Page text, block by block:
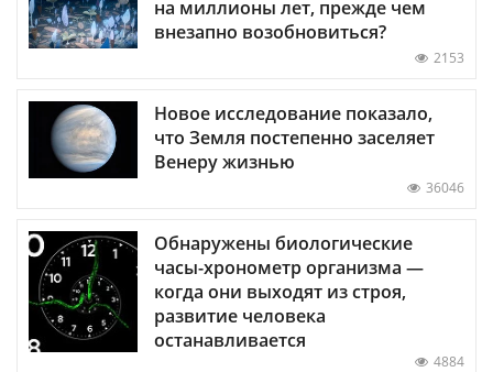
на миллионы лет, прежде чем
внезапно возобновиться?
2153
Новое исследование показало,
что Земля постепенно заселяет
Венеру жизнью
36046
Обнаружены биологические
часы-хронометр организма —
когда они выходят из строя,
развитие человека
останавливается
4884